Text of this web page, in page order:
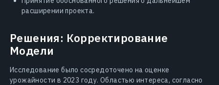
расширении проекта.
Решения: Корректирование
Модели
Исследование было сосредоточено на оценке
урожайности в 2023 году. Областью интереса, согласно